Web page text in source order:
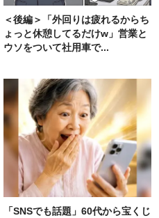
＜後編＞「外回りは疲れるからち
ょっと休憩してるだけw」営業と
ウソをついて社用車で...
「SNSでも話題」60代から宝くじ